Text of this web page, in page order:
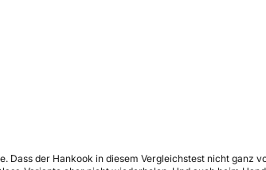
Dass der Hankook in diesem Vergleichstest nicht